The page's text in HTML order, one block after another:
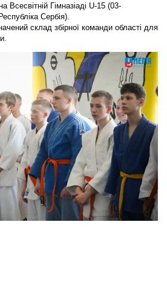
Всесвітній Гімназіаді U-15 (03-
Сербія).
склад збірної команди області для